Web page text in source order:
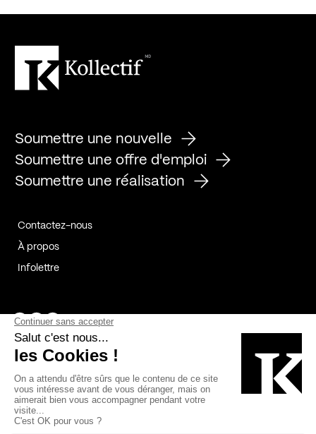
Soumettre une nouvelle
Soumettre une offre d'emploi
Soumettre une réalisation
Contactez-nous
À propos
Infolettre
Page Facebook de Kollectif
Page Instagram de Kollectif
Page Linkedin de Kollectif
Bâtiment-Durable-Québec-1
Esquisses-1IRAC-1